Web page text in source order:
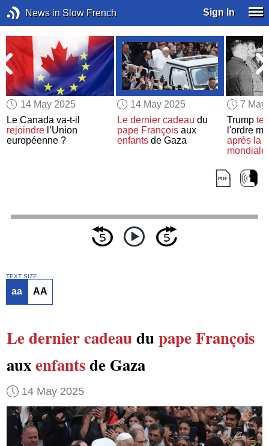
News in Slow French Sign In
14 May 2025
Le Canada va-t-il
rejoindre l’Union
européenne ?
14 May 2025
Le dernier cadeau du
pape Françoisaux
enfantsde Gaza
7 May
Trump
l'ordre
après la
mondiale
TEXT SIZE
aa AA
Le dernier cadeaudupape François
auxenfantsde Gaza
14 May 2025